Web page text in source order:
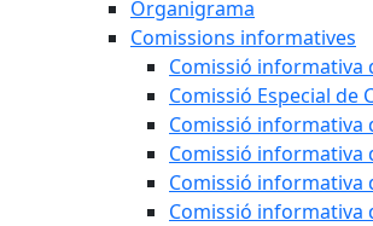
Organigrama
Comissions informatives
Comissió informativa
Comissió Especial de
Comissió informativa
Comissió informativa
Comissió informativa
Comissió informativa